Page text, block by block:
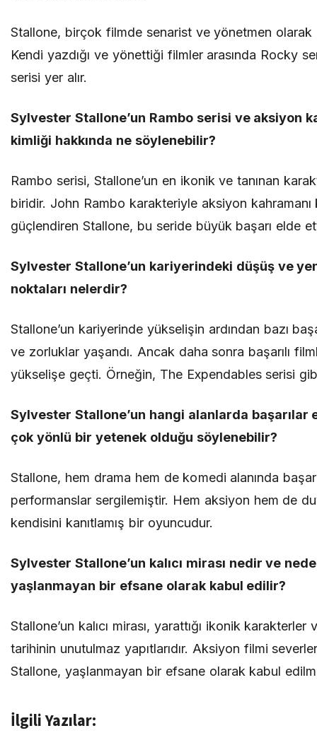
Stallone, birçok filmde senarist ve yönetmen olarak
Kendi yazdığı ve yönettiği filmler arasında Rocky
serisi yer alır.
Sylvester Stallone’un Rambo serisi ve aksiyon
kimliği hakkında ne söylenebilir?
Rambo serisi, Stallone’un en ikonik ve tanınan
biridir. John Rambo karakteriyle aksiyon kahramanı
güçlendiren Stallone, bu seride büyük başarı elde
Sylvester Stallone’un kariyerindeki düşüş ve
noktaları nelerdir?
Stallone’un kariyerinde yükselişin ardından bazı
ve zorluklar yaşandı. Ancak daha sonra başarılı
yükselişe geçti. Örneğin, The Expendables serisi
Sylvester Stallone’un hangi alanlarda başarılar
çok yönlü bir yetenek olduğu söylenebilir?
Stallone, hem drama hem de komedi alanında
performanslar sergilemiştir. Hem aksiyon hem de
kendisini kanıtlamış bir oyuncudur.
Sylvester Stallone’un kalıcı mirası nedir ve
yaşlanmayan bir efsane olarak kabul edilir?
Stallone’un kalıcı mirası, yarattığı ikonik karakterler
tarihinin unutulmaz yapıtlarıdır. Aksiyon filmi
Stallone, yaşlanmayan bir efsane olarak kabul
İlgili Yazılar: